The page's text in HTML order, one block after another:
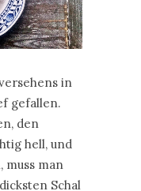
in
gefallen.
den
hell, und
muss man
Schal